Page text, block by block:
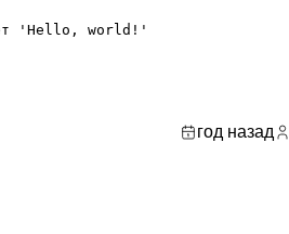
'Hello, world!'
год назад